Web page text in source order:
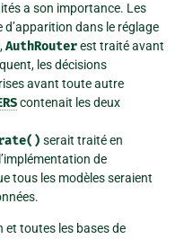
a son importance. Les
dans le réglage
AuthRouterest traité avant
les décisions
avant toute autre
contenait les deux
serait traité en
de
tous les modèles seraient
et toutes les bases de